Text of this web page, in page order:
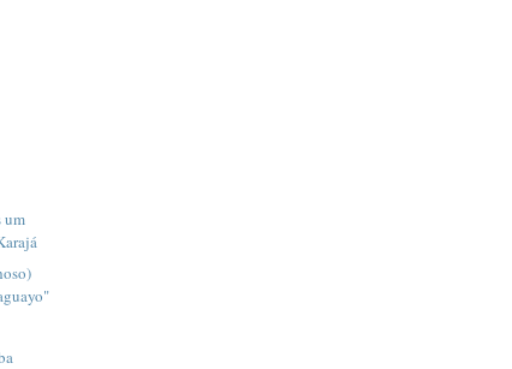
um